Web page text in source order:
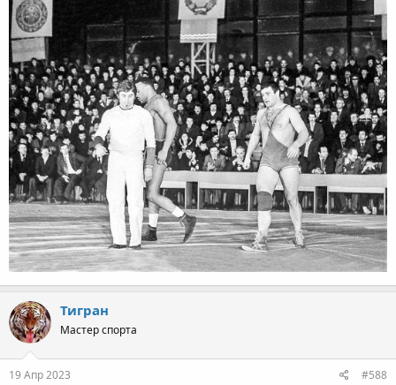
Тигран
Мастер спорта
19 Апр 2023 #588